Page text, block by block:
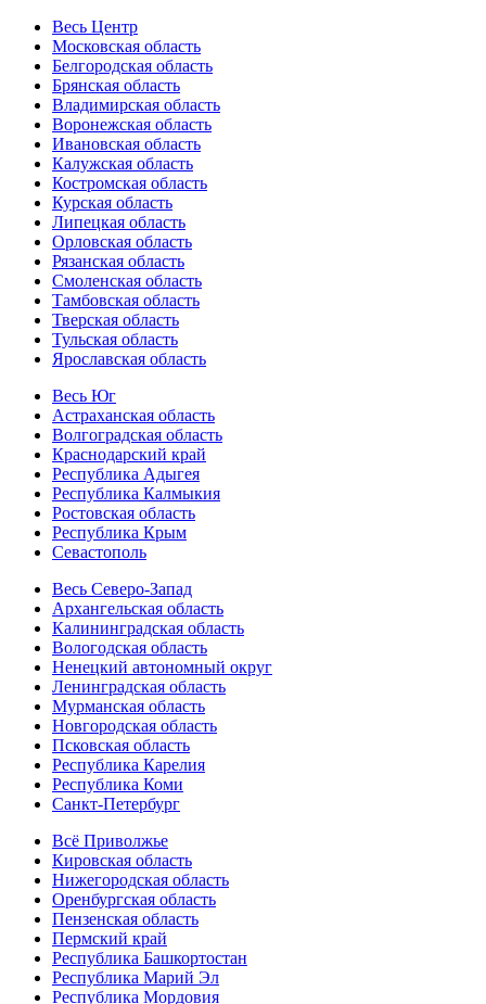
Весь Центр
Московская область
Белгородская область
Брянская область
Владимирская область
Воронежская область
Ивановская область
Калужская область
Костромская область
Курская область
Липецкая область
Орловская область
Рязанская область
Смоленская область
Тамбовская область
Тверская область
Тульская область
Ярославская область
Весь Юг
Астраханская область
Волгоградская область
Краснодарский край
Республика Адыгея
Республика Калмыкия
Ростовская область
Республика Крым
Севастополь
Весь Северо-Запад
Архангельская область
Калининградская область
Вологодская область
Ненецкий автономный округ
Ленинградская область
Мурманская область
Новгородская область
Псковская область
Республика Карелия
Республика Коми
Санкт-Петербург
Всё Приволжье
Кировская область
Нижегородская область
Оренбургская область
Пензенская область
Пермский край
Республика Башкортостан
Республика Марий Эл
Республика Мордовия